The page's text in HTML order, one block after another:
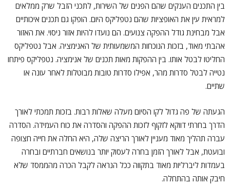
בין התכנים הענקים שהם הפנים של השירות, לתכני הזבל שרק ממלאים
למראית עין את האופציות שהם נטפליקס היום. הופקו גם תכנים איכותיים
אבל מבחינת גודל ההפקה צנועים. הם נועדו להיות אזור ניסוי. את האזור
אהבתי מאוד, בזכות הנוכחות המשמעותית של האנימציה. אבל נטפליקס
החליטו לבטל אותו. בין ההפקות מאות תכנים של אנימציה. נטפליקס פיתחו
נטייה לבטל סדרות מהר, אפילו סדרות טובות מבוטלות לאחר עונה או
שתיים.
הגעתה של פה גדול לקו הסיום מעלה שאלות רבות. בזכות תמכתי לאורך
הדרך בחרתי דווקא לזקוף לזכות ההפקה והסדרה את כוח העמידה. הסדרה
עברה תהליך מאוד מעניין לאורך הריצה שלה, היא החלה את חייה חצופה
ובועטת, אבל לאורך הזמן בחרה לעסוק יותר בנושאים חברתיים ובחרה
בעמדות ליברליות מאוד בתקווה ככל הנראה לקבל הכרה מהממסד שלא
חיבק אותה בהתחלה.